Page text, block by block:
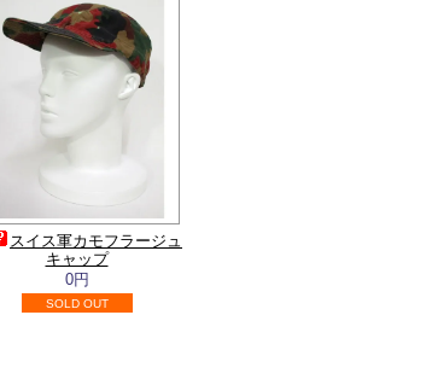
スイス軍カモフラージュ
キャップ
0円
SOLD OUT